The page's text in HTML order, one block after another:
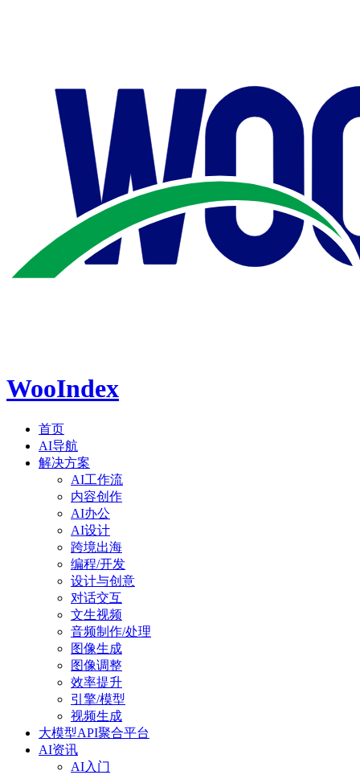
WooIndex
首页
AI导航
解决方案
AI工作流
内容创作
AI办公
AI设计
跨境出海
编程/开发
设计与创意
对话交互
文生视频
音频制作/处理
图像生成
图像调整
效率提升
引擎/模型
视频生成
大模型API聚合平台
AI资讯
AI入门